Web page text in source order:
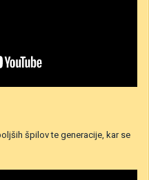
špilov te generacije, kar se